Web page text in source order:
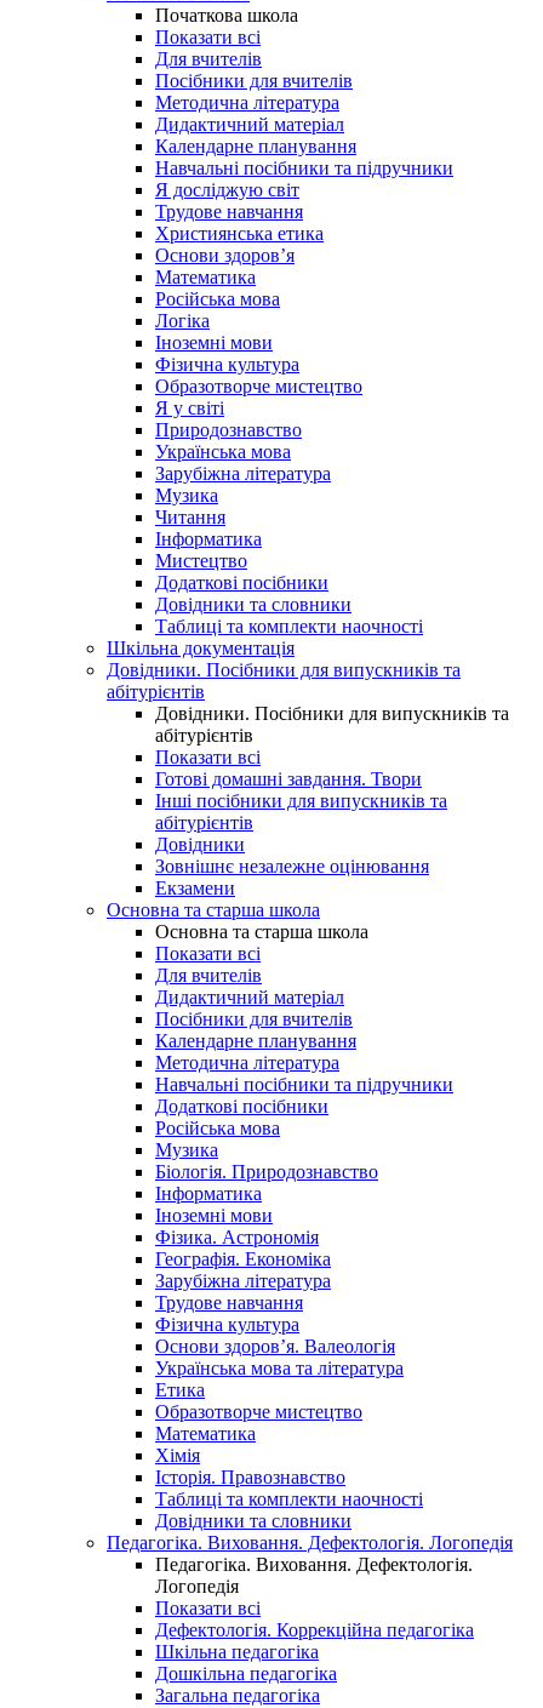
Початкова школа
Показати всі
Для вчителів
Посібники для вчителів
Методична література
Дидактичний матеріал
Календарне планування
Навчальні посібники та підручники
Я досліджую світ
Трудове навчання
Християнська етика
Основи здоров’я
Математика
Російська мова
Логіка
Іноземні мови
Фізична культура
Образотворче мистецтво
Я у світі
Природознавство
Українська мова
Зарубіжна література
Музика
Читання
Інформатика
Мистецтво
Додаткові посібники
Довідники та словники
Таблиці та комплекти наочності
Шкільна документація
Довідники. Посібники для випускників та
абітурієнтів
Довідники. Посібники для випускників та
абітурієнтів
Показати всі
Готові домашні завдання. Твори
Інші посібники для випускників та
абітурієнтів
Довідники
Зовнішнє незалежне оцінювання
Екзамени
Основна та старша школа
Основна та старша школа
Показати всі
Для вчителів
Дидактичний матеріал
Посібники для вчителів
Календарне планування
Методична література
Навчальні посібники та підручники
Додаткові посібники
Російська мова
Музика
Біологія. Природознавство
Інформатика
Іноземні мови
Фізика. Астрономія
Географія. Економіка
Зарубіжна література
Трудове навчання
Фізична культура
Основи здоров’я. Валеологія
Українська мова та література
Етика
Образотворче мистецтво
Математика
Хімія
Історія. Правознавство
Таблиці та комплекти наочності
Довідники та словники
Педагогіка. Виховання. Дефектологія. Логопедія
Педагогіка. Виховання. Дефектологія.
Логопедія
Показати всі
Дефектологія. Коррекційна педагогіка
Шкільна педагогіка
Дошкільна педагогіка
Загальна педагогіка